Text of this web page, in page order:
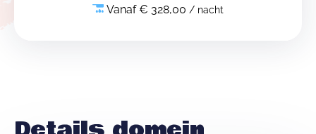
Vanaf € 328,00 / nacht